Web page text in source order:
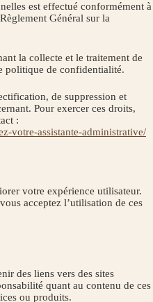
est effectué conformément à
Général sur la
la collecte et le traitement de
politique de confidentialité.
de suppression et
Pour exercer ces droits,
:
votre-assistante-administrative/
votre expérience utilisateur.
acceptez l’utilisation de ces
des liens vers des sites
quant au contenu de ces
ou produits.